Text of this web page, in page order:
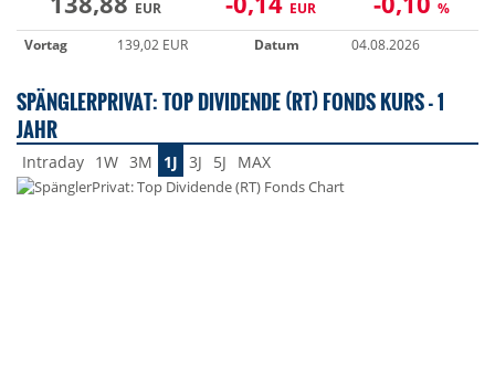
EUR EUR
%
Vortag
139,02 EUR Datum 04.08.2026
SPÄNGLERPRIVAT: TOP DIVIDENDE (RT) FONDS KURS - 1
JAHR
Intraday 1W 3M 1J 3J 5J MAX